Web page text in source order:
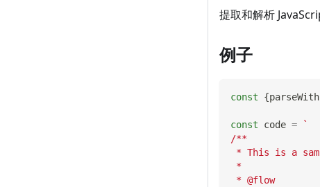
提取和解析
例子
const {
const code =
`
/**
* This is a
*
* @flow